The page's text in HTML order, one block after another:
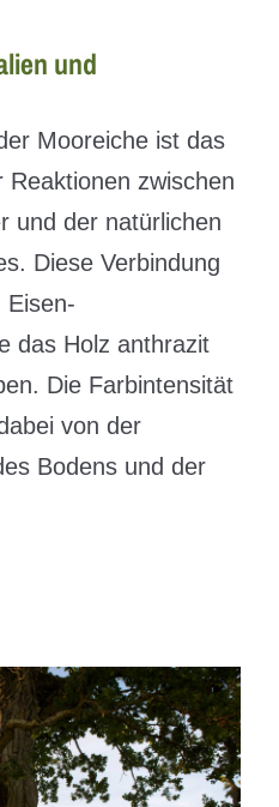
und
Mooreiche ist das
Reaktionen zwischen
und der natürlichen
Diese Verbindung
Eisen-
das Holz anthrazit
Die Farbintensität
von der
Bodens und der